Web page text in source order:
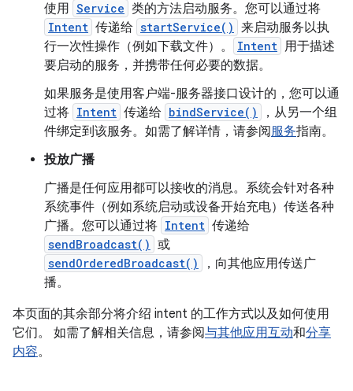
使用 Service 类的方法启动服务。您可以通过将
Intent 传递给 startService() 来启动服务以执
行一次性操作（例如下载文件）。
Intent 用于描述
要启动的服务，并携带任何必要的数据。
如果服务是使用客户端-服务器接口设计的，您可以通
过将 Intent 传递给 bindService()
，从另一个组
件绑定到该服务。如需了解详情，请参阅服务指南。
投放广播
广播是任何应用都可以接收的消息。系统会针对各种
系统事件（例如系统启动或设备开始充电）传送各种
广播。您可以通过将 Intent 传递给
sendBroadcast() 或
sendOrderedBroadcast()
，向其他应用传送广
播。
本页面的其余部分将介绍 intent 的工作方式以及如何使用
它们。 如需了解相关信息，请参阅与其他应用互动和分享
内容。